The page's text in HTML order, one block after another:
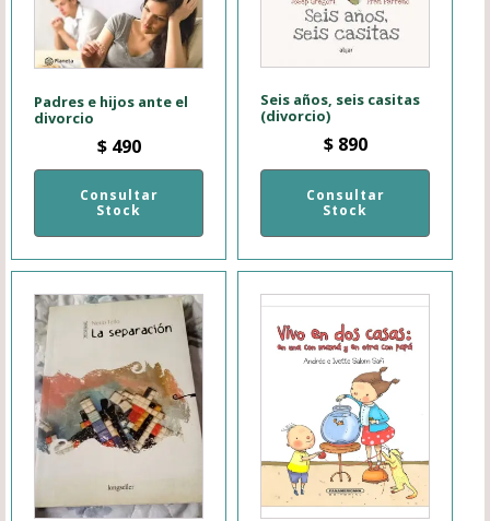
Padres e hijos ante el
divorcio
$490
Consultar
Stock
Seis años, seis casitas
(divorcio)
$890
Consultar
Stock